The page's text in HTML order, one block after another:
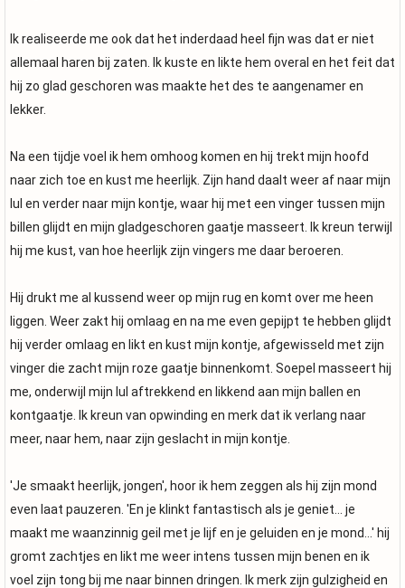
Ik realiseerde me ook dat het inderdaad heel fijn was dat er niet
allemaal haren bij zaten. Ik kuste en likte hem overal en het feit dat
hij zo glad geschoren was maakte het des te aangenamer en
lekker.
Na een tijdje voel ik hem omhoog komen en hij trekt mijn hoofd
naar zich toe en kust me heerlijk. Zijn hand daalt weer af naar mijn
lul en verder naar mijn kontje, waar hij met een vinger tussen mijn
billen glijdt en mijn gladgeschoren gaatje masseert. Ik kreun terwijl
hij me kust, van hoe heerlijk zijn vingers me daar beroeren.
Hij drukt me al kussend weer op mijn rug en komt over me heen
liggen. Weer zakt hij omlaag en na me even gepijpt te hebben glijdt
hij verder omlaag en likt en kust mijn kontje, afgewisseld met zijn
vinger die zacht mijn roze gaatje binnenkomt. Soepel masseert hij
me, onderwijl mijn lul aftrekkend en likkend aan mijn ballen en
kontgaatje. Ik kreun van opwinding en merk dat ik verlang naar
meer, naar hem, naar zijn geslacht in mijn kontje.
'Je smaakt heerlijk, jongen', hoor ik hem zeggen als hij zijn mond
even laat pauzeren. 'En je klinkt fantastisch als je geniet... je
maakt me waanzinnig geil met je lijf en je geluiden en je mond...' hij
gromt zachtjes en likt me weer intens tussen mijn benen en ik
voel zijn tong bij me naar binnen dringen. Ik merk zijn gulzigheid en